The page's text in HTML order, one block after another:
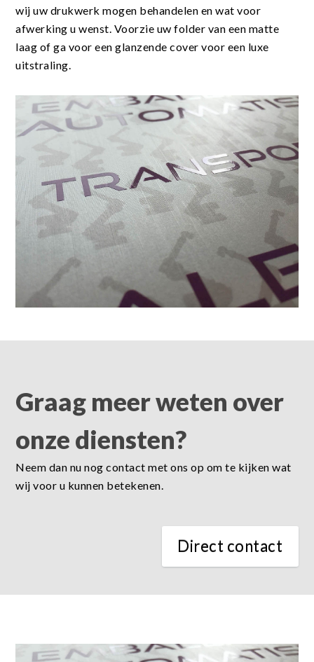
wij uw drukwerk mogen behandelen en wat voor
afwerking u wenst. Voorzie uw folder van een matte
laag of ga voor een glanzende cover voor een luxe
uitstraling.
Graag meer weten over
onze diensten?
Neem dan nu nog contact met ons op om te kijken wat
wij voor u kunnen betekenen.
Direct contact